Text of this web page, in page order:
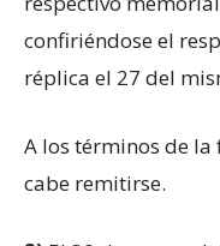
confiriéndose el
réplica el 27 del
A los términos de
cabe remitirse.